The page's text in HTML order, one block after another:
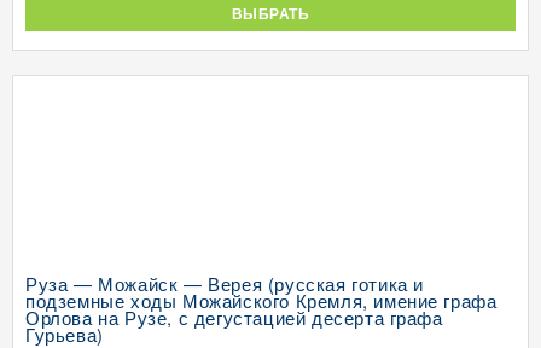
ВЫБРАТЬ
Руза — Можайск — Верея (русская готика и
подземные ходы Можайского Кремля, имение графа
Орлова на Рузе, с дегустацией десерта графа
Гурьева)